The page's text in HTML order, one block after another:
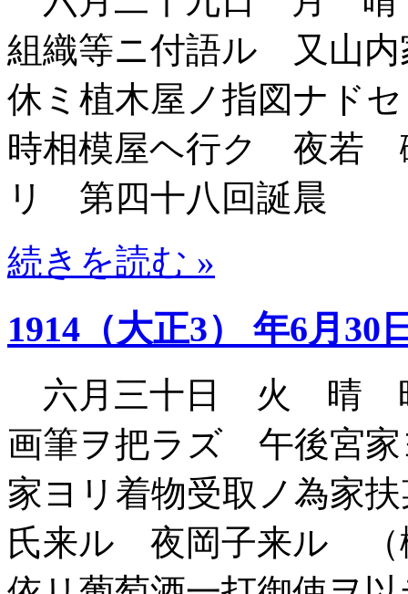
組織等ニ付語ル 又山
休ミ植木屋ノ指図ナド
時相模屋ヘ行ク 夜若
リ 第四十八回誕晨
続きを読む »
1914（大正3） 年6月30
六月三十日 火 晴
画筆ヲ把ラズ 午後宮
家ヨリ着物受取ノ為家
氏来ル 夜岡子来ル （